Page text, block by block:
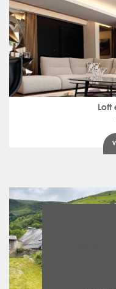
Loft